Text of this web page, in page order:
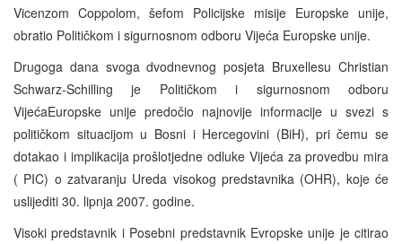
Vicenzom Coppolom, šefom Policijske misije Europske unije,
obratio Političkom i sigurnosnom odboru Vijeća Europske unije.
Drugoga dana svoga dvodnevnog posjeta Bruxellesu Christian
Schwarz-Schilling je Političkom i sigurnosnom odboru
VijećaEuropske unije predočio najnovije informacije u svezi s
političkom situacijom u Bosni i Hercegovini (BiH), pri čemu se
dotakao i implikacija prošlotjedne odluke Vijeća za provedbu mira
( PIC) o zatvaranju Ureda visokog predstavnika (OHR), koje će
uslijediti 30. lipnja 2007. godine.
Visoki predstavnik i Posebni predstavnik Evropske unije je citirao